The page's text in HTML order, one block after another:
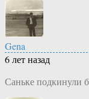
Gena
6 лет назад
Саньке подкинули